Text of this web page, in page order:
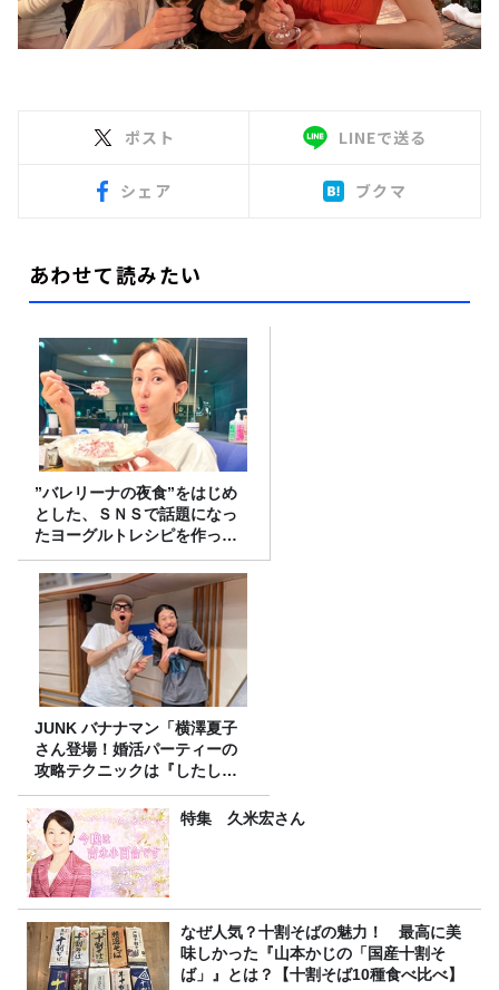
ポスト LINEで送る
シェア ブクマ
あわせて読みたい
”バレリーナの夜食”をはじめ
とした、ＳＮＳで話題になっ
たヨーグルトレシピを作って
みた！
JUNK バナナマン「横澤夏子
さん登場！婚活パーティーの
攻略テクニックは『したし
げ』！？」
特集 久米宏さん
なぜ人気？十割そばの魅力！ 最高に美
味しかった『山本かじの「国産十割そ
ば」』とは？【十割そば10種食べ比べ】